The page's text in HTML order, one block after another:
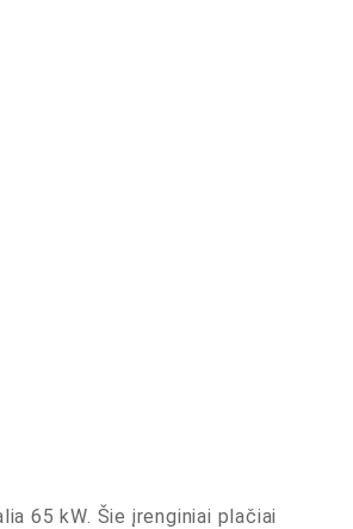
65 kW. Šie įrenginiai plačiai